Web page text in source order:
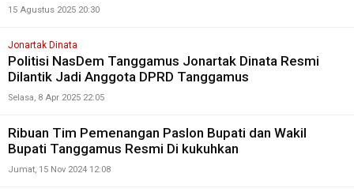
15 Agustus 2025 20:30
Jonartak Dinata
Politisi NasDem Tanggamus Jonartak Dinata Resmi
Dilantik Jadi Anggota DPRD Tanggamus
Selasa, 8 Apr 2025 22:05
Ribuan Tim Pemenangan Paslon Bupati dan Wakil
Bupati Tanggamus Resmi Di kukuhkan
Jumat, 15 Nov 2024 12:08